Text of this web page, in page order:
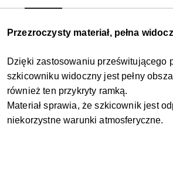
Przezroczysty materiał, pełna
Dzięki zastosowaniu prześwitującego
szkicowniku widoczny jest pełny
również ten przykryty ramką.
Materiał sprawia, że szkicownik jest
niekorzystne warunki atmosferyczne.